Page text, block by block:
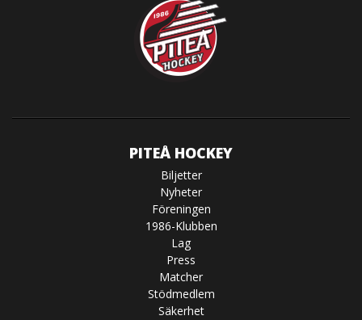
PITEÅ HOCKEY
Biljetter
Nyheter
Föreningen
1986-Klubben
Lag
Press
Matcher
Stödmedlem
Säkerhet